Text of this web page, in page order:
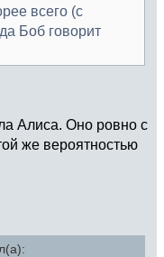
всего (с
Боб говорит
Алиса. Оно ровно с
же вероятностью